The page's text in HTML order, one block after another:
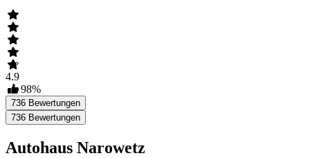
4.9
98%
736 Bewertungen
736 Bewertungen
Autohaus Narowetz